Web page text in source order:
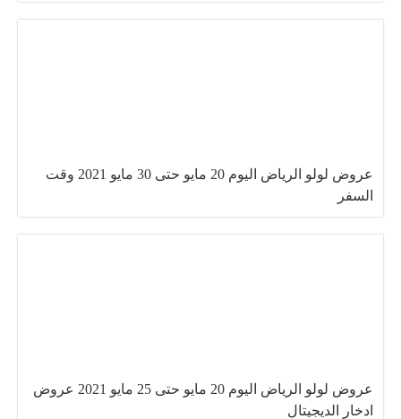
عروض لولو الرياض اليوم 20 مايو حتى 30 مايو 2021 وقت
السفر
عروض لولو الرياض اليوم 20 مايو حتى 25 مايو 2021 عروض
ادخار الديجيتال